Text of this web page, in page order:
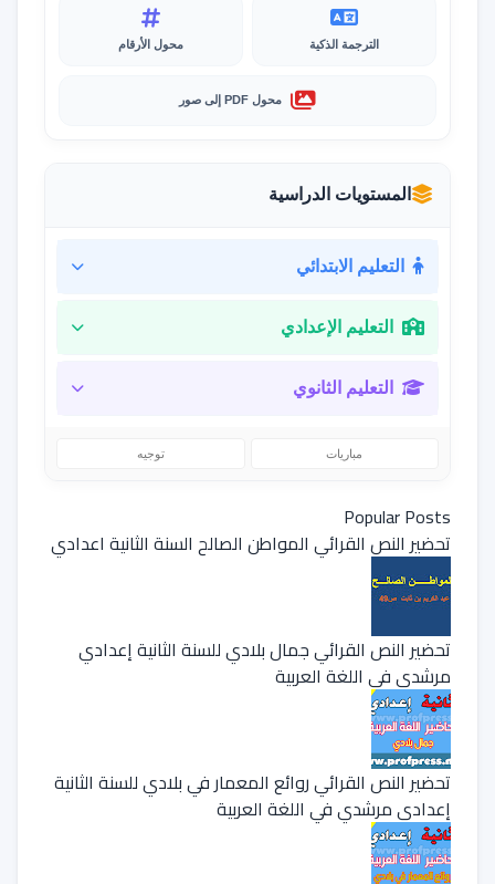
الترجمة الذكية محول الأرقام
محول PDF إلى صور
المستويات الدراسية
التعليم الابتدائي
التعليم الإعدادي
التعليم الثانوي
مباريات توجيه
Popular Posts
تحضير النص القرائي المواطن الصالح السنة الثانية اعدادي
تحضير النص القرائي جمال بلادي للسنة الثانية إعدادي
مرشدي في اللغة العربية
تحضير النص القرائي روائع المعمار في بلادي للسنة الثانية
إعدادي مرشدي في اللغة العربية